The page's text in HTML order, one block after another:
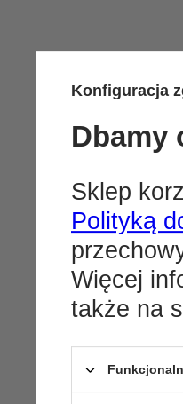
Konfiguracja
Dbamy
Sklep
Polityką
Więcej
także na